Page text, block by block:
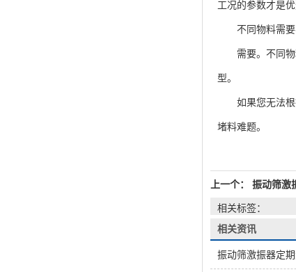
工况的参数才是优
不同物料需要
需要。不同物料
型。
如果您无法根据
堵料难题。
上一个： 振动筛激
相关标签：
相关资讯
振动筛激振器定